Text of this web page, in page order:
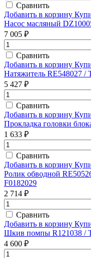
Сравнить
Добавить в корзину
Насос масляный
7 005 ₽
Сравнить
Добавить в корзину
Натяжитель RE548027 /
5 427 ₽
Сравнить
Добавить в корзину
Прокладка головки
1 633 ₽
Сравнить
Добавить в корзину
Ролик обводной
F0182029
2 714 ₽
Сравнить
Добавить в корзину
Шкив помпы R121038 /
4 600 ₽